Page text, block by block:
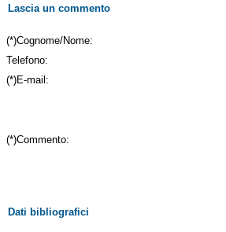
Lascia un commento
(*)Cognome/Nome:
Telefono:
(*)E-mail:
(*)Commento:
Dati bibliografici